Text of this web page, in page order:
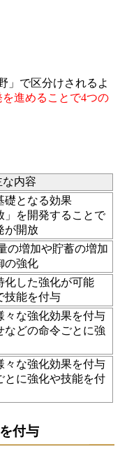
」で区分けされるよ
進めることで4つの
な内容
礎となる効果
」を開発することで
が開放
の増加や貯蓄の増加
の強化
化した強化が可能
技能を付与
々な強化効果を付与
などの命令ごとに強
々な強化効果を付与
とに強化や技能を付
付与